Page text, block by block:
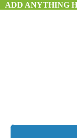
ADD ANYTHING